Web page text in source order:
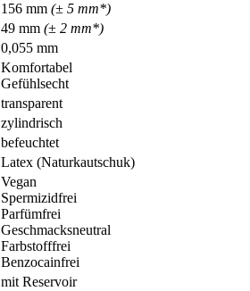
156 mm (± 5 mm*)
49 mm (± 2 mm*)
0,055 mm
Komfortabel
Gefühlsecht
transparent
zylindrisch
befeuchtet
Latex (Naturkautschuk)
Vegan
Spermizidfrei
Parfümfrei
Geschmacksneutral
Farbstofffrei
Benzocainfrei
mit Reservoir